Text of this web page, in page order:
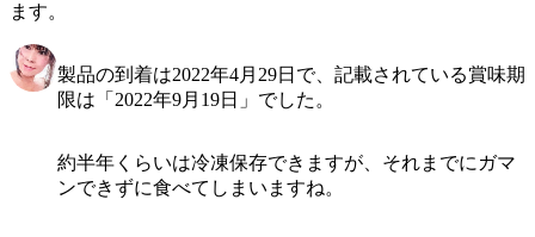
ます。
製品の到着は2022年4月29日で、記載されている賞味期
限は「2022年9月19日」でした。
約半年くらいは冷凍保存できますが、それまでにガマ
ンできずに食べてしまいますね。